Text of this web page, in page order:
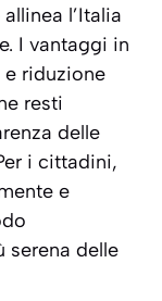
l’Italia
I vantaggi in
riduzione
resti
delle
i cittadini,
e
serena delle